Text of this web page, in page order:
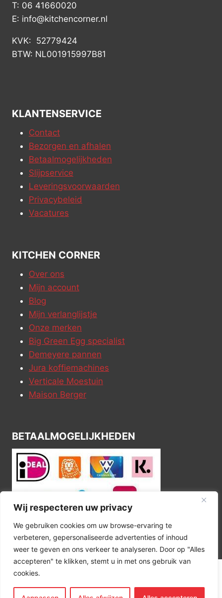
Wij respecteren uw privacy
We gebruiken cookies om uw browse-ervaring te
verbeteren, gepersonaliseerde advertenties of inhoud
weer te geven en ons verkeer te analyseren. Door op "Alles
accepteren" te klikken, stemt u in met ons gebruik van
cookies.
T: 06 41660020
E: info@kitchencorner.nl
KVK: 52779424
BTW: NL001915997B81
KLANTENSERVICE
Contact
Bezorgen en afhalen
Betaalmogelijkheden
Slijpservice
Leveringsvoorwaarden
Privacybeleid
Vacatures
KITCHEN CORNER
Over ons
Mijn account
Blog
Mijn verlanglijstje
Onze merken
Big Green Egg specialist
Demeyere pannen
Jura koffiemachines
Verticale Moestuin
Maison Berger
BETAALMOGELIJKHEDEN
© 2026 Kitchen Corner